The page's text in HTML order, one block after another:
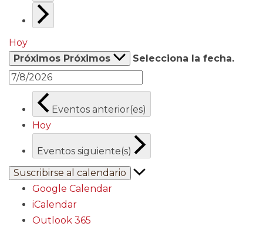
Hoy
Próximos Próximos Selecciona la fecha.
Eventos anterior(es)
Hoy
Eventos siguiente(s)
Suscribirse al calendario
Google Calendar
iCalendar
Outlook 365